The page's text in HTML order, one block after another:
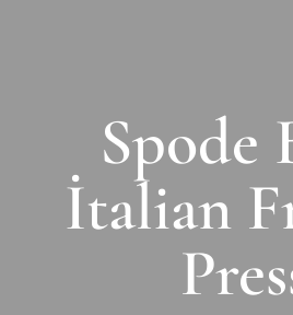
Spode
İtalian